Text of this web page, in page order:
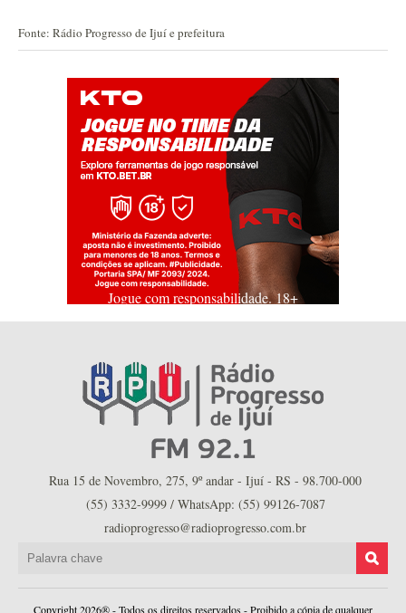
Fonte: Rádio Progresso de Ijuí e prefeitura
Jogue com responsabilidade. 18+
Rua 15 de Novembro, 275, 9º andar - Ijuí - RS - 98.700-000
(55) 3332-9999 / WhatsApp: (55) 99126-7087
radioprogresso@radioprogresso.com.br
Copyright 2026® - Todos os direitos reservados - Proibido a cópia de qualquer